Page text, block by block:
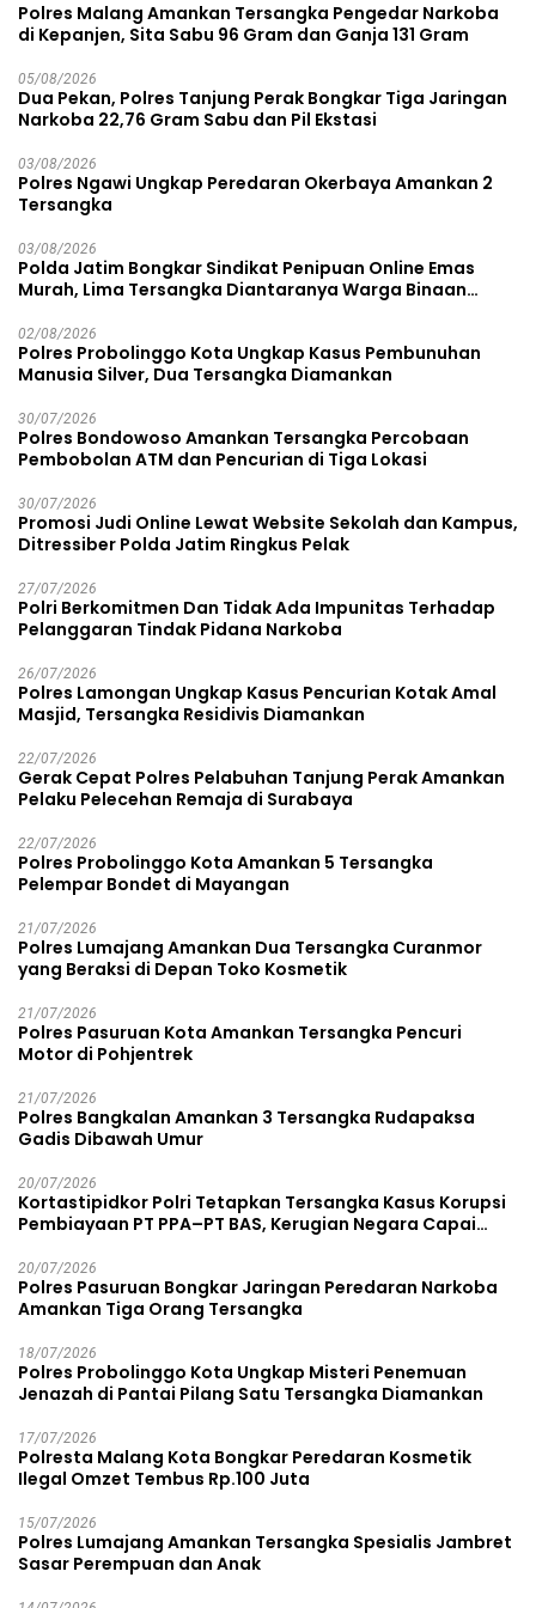
Polres Malang Amankan Tersangka Pengedar Narkoba
di Kepanjen, Sita Sabu 96 Gram dan Ganja 131 Gram
05/08/2026
Dua Pekan, Polres Tanjung Perak Bongkar Tiga Jaringan
Narkoba 22,76 Gram Sabu dan Pil Ekstasi
03/08/2026
Polres Ngawi Ungkap Peredaran Okerbaya Amankan 2
Tersangka
03/08/2026
Polda Jatim Bongkar Sindikat Penipuan Online Emas
Murah, Lima Tersangka Diantaranya Warga Binaan
02/08/2026
Polres Probolinggo Kota Ungkap Kasus Pembunuhan
Manusia Silver, Dua Tersangka Diamankan
30/07/2026
Polres Bondowoso Amankan Tersangka Percobaan
Pembobolan ATM dan Pencurian di Tiga Lokasi
30/07/2026
Promosi Judi Online Lewat Website Sekolah dan Kampus,
Ditressiber Polda Jatim Ringkus Pelak
27/07/2026
Polri Berkomitmen Dan Tidak Ada Impunitas Terhadap
Pelanggaran Tindak Pidana Narkoba
26/07/2026
Polres Lamongan Ungkap Kasus Pencurian Kotak Amal
Masjid, Tersangka Residivis Diamankan
22/07/2026
Gerak Cepat Polres Pelabuhan Tanjung Perak Amankan
Pelaku Pelecehan Remaja di Surabaya
22/07/2026
Polres Probolinggo Kota Amankan 5 Tersangka
Pelempar Bondet di Mayangan
21/07/2026
Polres Lumajang Amankan Dua Tersangka Curanmor
yang Beraksi di Depan Toko Kosmetik
21/07/2026
Polres Pasuruan Kota Amankan Tersangka Pencuri
Motor di Pohjentrek
21/07/2026
Polres Bangkalan Amankan 3 Tersangka Rudapaksa
Gadis Dibawah Umur
20/07/2026
Kortastipidkor Polri Tetapkan Tersangka Kasus Korupsi
Pembiayaan PT PPA–PT BAS, Kerugian Negara Capai
20/07/2026
Polres Pasuruan Bongkar Jaringan Peredaran Narkoba
Amankan Tiga Orang Tersangka
18/07/2026
Polres Probolinggo Kota Ungkap Misteri Penemuan
Jenazah di Pantai Pilang Satu Tersangka Diamankan
17/07/2026
Polresta Malang Kota Bongkar Peredaran Kosmetik
Ilegal Omzet Tembus Rp.100 Juta
15/07/2026
Polres Lumajang Amankan Tersangka Spesialis Jambret
Sasar Perempuan dan Anak